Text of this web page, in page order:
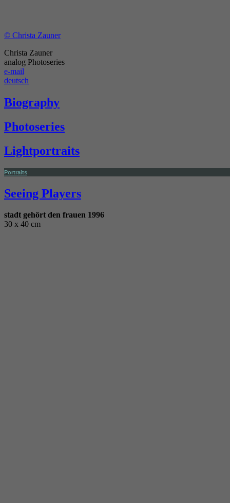
© Christa Zauner
Christa Zauner
analog Photoseries
e-mail
deutsch
Biography
Photoseries
Lightportraits
Portraits
Seeing Players
stadt gehört den frauen 1996
30 x 40 cm